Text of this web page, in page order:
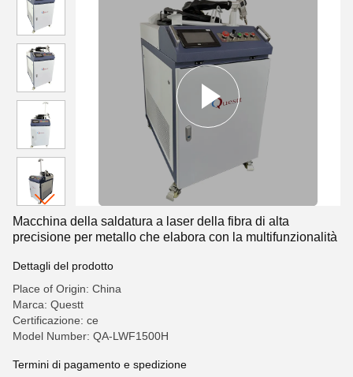
elabora con la multifunzionalità
Macchina della saldatura a laser della fibra di alta
precisione per metallo che elabora con la multifunzionalità
Dettagli del prodotto
Place of Origin: China
Marca: Questt
Certificazione: ce
Model Number: QA-LWF1500H
Termini di pagamento e spedizione